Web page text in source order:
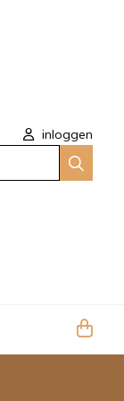
inloggen